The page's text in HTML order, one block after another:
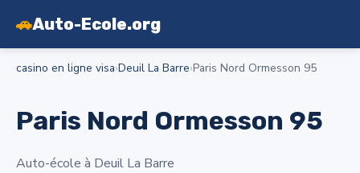
🚗Auto-Ecole.org
casino en ligne visa›Deuil La Barre›Paris Nord Ormesson 95
Paris Nord Ormesson 95
Auto-école à Deuil La Barre